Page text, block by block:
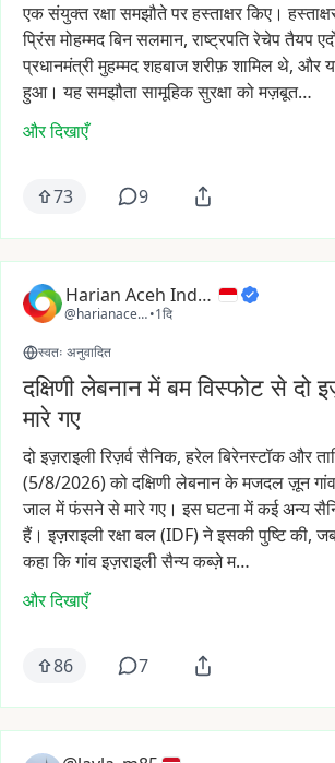
एकसंयुक्तरक्षासमझौतेपरहस्ताक्षरकिए।
प्रिंसमोहम्मदबिनसलमान, राष्ट्रपतिरेचेपतैयप
प्रधानमंत्रीमुहम्मदशहबाजशरीफ़शामिलथे, और
हुआ। यहसमझौतासामूहिकसुरक्षाकोमज़बूत…
और दिखाएँ
73 9
Harian Aceh Indonesia
@harianacehindonesia
•1दि
स्वतः अनुवादित
दक्षिणी लेबनान में बम विस्फोट से दो
मारे गए
दोइज़राइलीरिज़र्वसैनिक, हरेलबिरेनस्टॉकऔर
(5/8/2026)कोदक्षिणीलेबनानकेमजदलज़ूनगांव
जालमेंफंसनेसेमारेगए। इसघटनामेंकईअन्य
हैं। इज़राइलीरक्षाबल(IDF)नेइसकीपुष्टिकी,
कहाकिगांवइज़राइलीसैन्यकब्ज़ेम…
और दिखाएँ
86 7